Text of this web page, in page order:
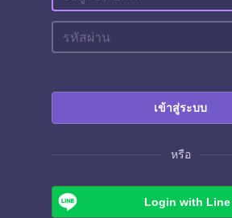
เข้าสู่ระบบ
หรือ
Login with Line